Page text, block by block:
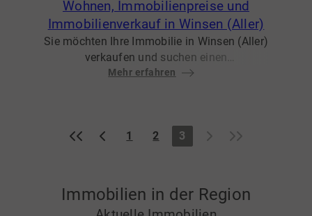
Wohnen, Immobilienpreise und
Immobilienverkauf in Winsen (Aller)
Sie möchten Ihre Immobilie in Winsen (Aller)
verkaufen und suchen einen
Immobilienmakler, der moderne Vermarktung
Verkauf.
Immobilienvermarktung. ✔ Professionelle
Immobilienbewertung
Mehr erfahren
« ‹ 1 2 3 › »
Immobilien in der Region